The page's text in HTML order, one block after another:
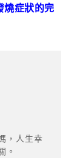
燒症狀的完
，人生幸
。